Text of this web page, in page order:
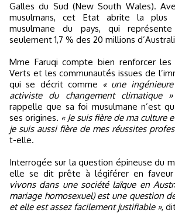
Galles du Sud (New South Wales).
musulmans, cet Etat abrite la plus
musulmane du pays, qui
seulement 1,7 % des 20 millions
Mme Faruqi compte bien renforcer
Verts et les communautés issues de
qui se décrit comme « une
activiste du changement climatique »
rappelle que sa foi musulmane n’est
ses origines. « Je suis fière de ma culture
je suis aussi fière de mes réussites
t-elle.
Interrogée sur la question épineuse du
elle se dit prête à légiférer en
vivons dans une société laïque en
mariage homosexuel) est une question
et elle est assez facilement justifiable »,